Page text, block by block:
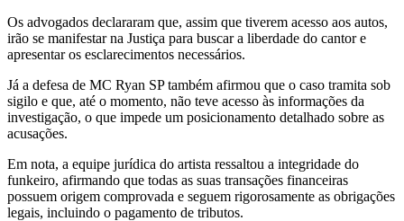
Os advogados declararam que, assim que tiverem acesso aos autos,
irão se manifestar na Justiça para buscar a liberdade do cantor e
apresentar os esclarecimentos necessários.
Já a defesa de MC Ryan SP também afirmou que o caso tramita sob
sigilo e que, até o momento, não teve acesso às informações da
investigação, o que impede um posicionamento detalhado sobre as
acusações.
Em nota, a equipe jurídica do artista ressaltou a integridade do
funkeiro, afirmando que todas as suas transações financeiras
possuem origem comprovada e seguem rigorosamente as obrigações
legais, incluindo o pagamento de tributos.